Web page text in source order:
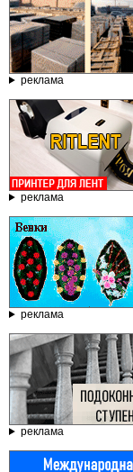
реклама
реклама
реклама
реклама